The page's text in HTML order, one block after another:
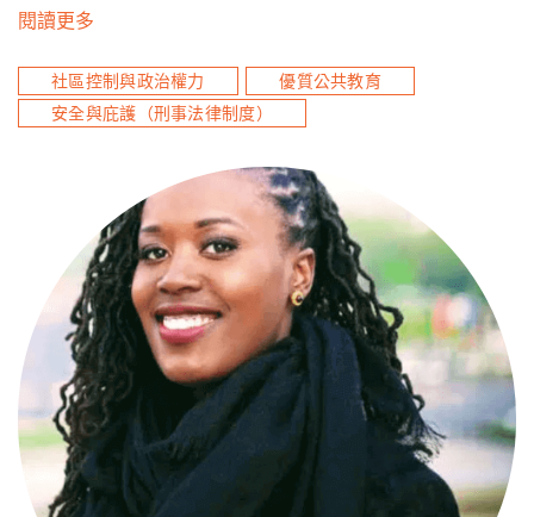
閱讀更多
社區控制與政治權力
優質公共教育
安全與庇護（刑事法律制度）